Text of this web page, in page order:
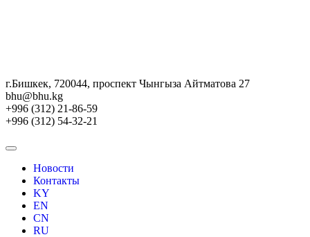
г.Бишкек, 720044, проспект Чынгыза Айтматова 27
bhu@bhu.kg
+996 (312) 21-86-59
+996 (312) 54-32-21
Новости
Контакты
KY
EN
CN
RU